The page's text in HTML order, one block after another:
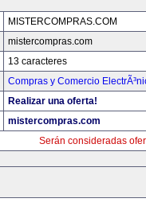
MISTERCOMPRAS.COM
mistercompras.com
13 caracteres
Compras y Comercio
Realizar una oferta!
mistercompras.com
Serán consideradas